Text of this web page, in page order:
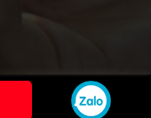
Vietnhan.co